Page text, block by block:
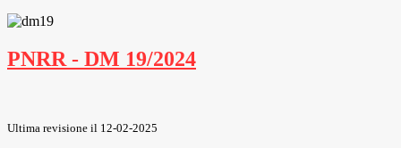
PNRR - DM 19/2024
Ultima revisione il 12-02-2025